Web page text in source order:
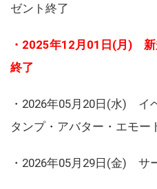
ゼント終了
・2025年12月01日(月)
終了
・2026年05月20日(水) イ
タンプ・アバター・エモー
・2026年05月29日(金) サ